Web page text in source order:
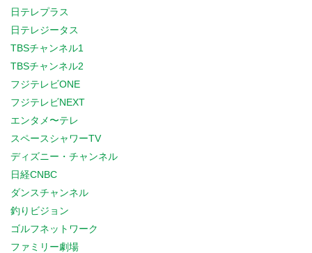
日テレプラス
日テレジータス
TBSチャンネル1
TBSチャンネル2
フジテレビONE
フジテレビNEXT
エンタメ〜テレ
スペースシャワーTV
ディズニー・チャンネル
日経CNBC
ダンスチャンネル
釣りビジョン
ゴルフネットワーク
ファミリー劇場